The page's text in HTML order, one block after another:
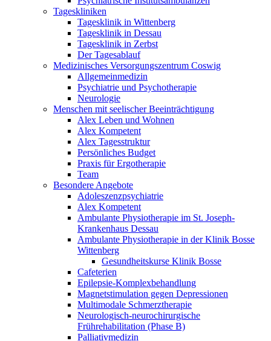
Tageskliniken
Tagesklinik in Wittenberg
Tagesklinik in Dessau
Tagesklinik in Zerbst
Der Tagesablauf
Medizinisches Versorgungszentrum Coswig
Allgemeinmedizin
Psychiatrie und Psychotherapie
Neurologie
Menschen mit seelischer Beeinträchtigung
Alex Leben und Wohnen
Alex Kompetent
Alex Tagesstruktur
Persönliches Budget
Praxis für Ergotherapie
Team
Besondere Angebote
Adoleszenzpsychiatrie
Alex Kompetent
Ambulante Physiotherapie im St. Joseph-
Krankenhaus Dessau
Ambulante Physiotherapie in der Klinik Bosse
Wittenberg
Gesundheitskurse Klinik Bosse
Cafeterien
Epilepsie-Komplexbehandlung
Magnetstimulation gegen Depressionen
Multimodale Schmerztherapie
Neurologisch-neurochirurgische
Frührehabilitation (Phase B)
Palliativmedizin